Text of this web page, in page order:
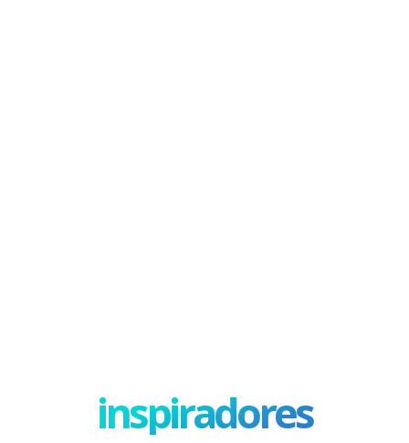
inspiradores